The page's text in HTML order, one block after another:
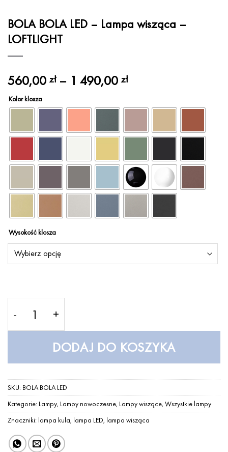
BOLA BOLA LED – Lampa wisząca –
LOFTLIGHT
560,00zł – 1 490,00złZakres
od
do
490,00 zł
Kolor klosza
Wysokość klosza
DODAJ DO KOSZYKA
SKU: BOLA BOLA LED
Kategorie: Lampy, Lampy nowoczesne, Lampy wiszące, Wszystkie lampy
Znaczniki: lampa kula, lampa LED, lampa wisząca